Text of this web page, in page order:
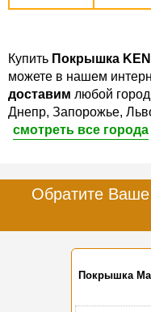
Купить Покрышка
можете в нашем
доставим любой
Днепр, Запорожье,
смотреть все города
Обратите Ваше
Покрышка